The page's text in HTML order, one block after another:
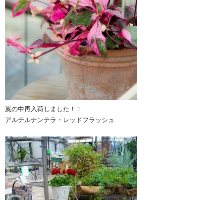
嵐の中再入荷しました！！
アルテルナンテラ・レッドフラッシュ